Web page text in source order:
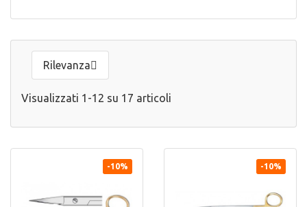
Rilevanza
Visualizzati 1-12 su 17 articoli
-10% -10%